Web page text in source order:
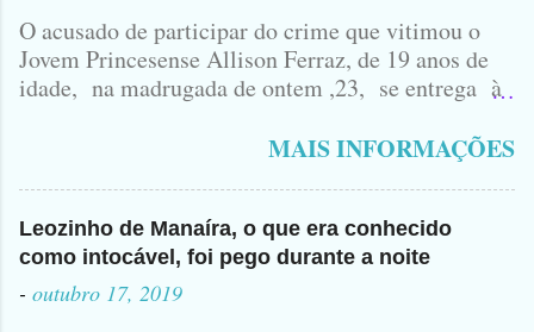
O acusado de participar do crime que vitimou o
Jovem Princesense Allison Ferraz, de 19 anos de
idade, na madrugada de ontem ,23, se entrega à
vulgo ( CORRÓ ) falou como tudo aconteceu ...
MAIS INFORMAÇÕES
Leozinho de Manaíra, o que era conhecido
como intocável, foi pego durante a noite
- outubro 17, 2019